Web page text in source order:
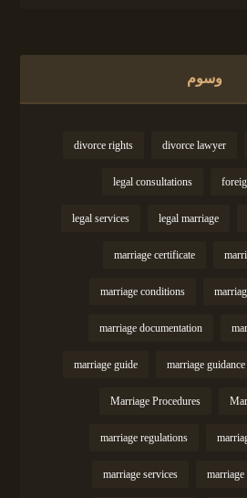
وسوم
divorce lawyer
divorce rights
legal consultations
legal marriage
legal services
marriage certificate
marriage conditions
marriage documentation
marriage guidance
marriage guide
Marriage Procedures
marriage regulations
marriage
marriage services